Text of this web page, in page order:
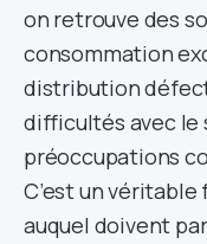
on retrouve des
consommation
distribution
difficultés avec
préoccupations
C’est un
auquel doivent